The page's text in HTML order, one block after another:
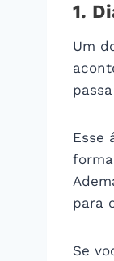
1.
Um
Esse
para
Se